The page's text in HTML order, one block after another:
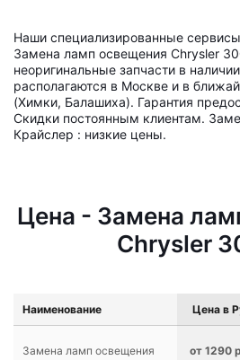
Наши специализированные
Замена ламп освещения Chrysler
неоригинальные запчасти в
располагаются в Москве и в
(Химки, Балашиха). Гарантия
Скидки постоянным клиентам.
Крайслер : низкие цены.
Цена - Замена
Chrysler
Наименование Цена в
Замена ламп освещения от 1290